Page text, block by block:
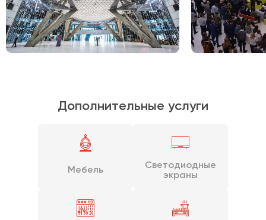
Дополнительные услуги
Мебель
Светодиодные
экраны